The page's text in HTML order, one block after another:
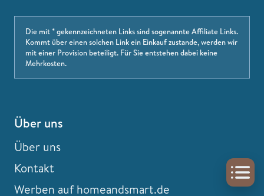
Die mit * gekennzeichneten Links sind sogenannte Affiliate Links.
Kommt über einen solchen Link ein Einkauf zustande, werden wir
mit einer Provision beteiligt. Für Sie entstehen dabei keine
Mehrkosten.
Über uns
Über uns
Kontakt
Werben auf homeandsmart.de